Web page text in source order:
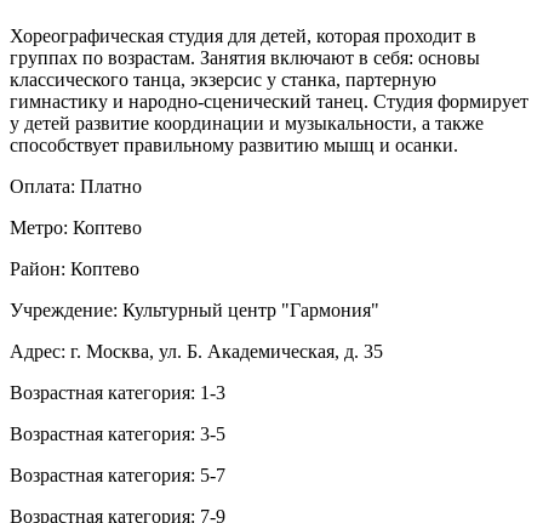
Хореографическая студия для детей, которая проходит в
группах по возрастам. Занятия включают в себя: основы
классического танца, экзерсис у станка, партерную
гимнастику и народно-сценический танец. Студия формирует
у детей развитие координации и музыкальности, а также
способствует правильному развитию мышц и осанки.
Оплата: Платно
Метро: Коптево
Район: Коптево
Учреждение: Культурный центр "Гармония"
Адрес: г. Москва, ул. Б. Академическая, д. 35
Возрастная категория: 1-3
Возрастная категория: 3-5
Возрастная категория: 5-7
Возрастная категория: 7-9